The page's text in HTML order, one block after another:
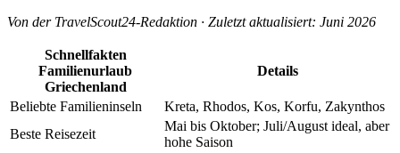
Von der TravelScout24-Redaktion · Zuletzt aktualisiert: Juni 2026
Schnellfakten
Familienurlaub
Griechenland
Details
Beliebte Familieninseln
Kreta, Rhodos, Kos, Korfu, Zakynthos
Beste Reisezeit
Mai bis Oktober; Juli/August ideal, aber
hohe Saison